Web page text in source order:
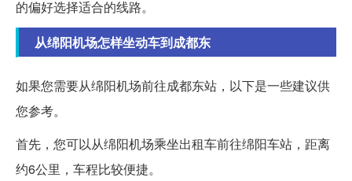
的偏好选择适合的线路。
从绵阳机场怎样坐动车到成都东
如果您需要从绵阳机场前往成都东站，以下是一些建议供
您参考。
首先，您可以从绵阳机场乘坐出租车前往绵阳车站，距离
约6公里，车程比较便捷。